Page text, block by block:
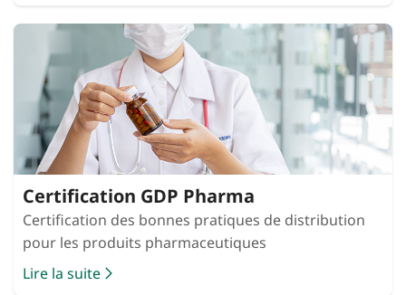
Certification GDP Pharma
Certification des bonnes pratiques de distribution
pour les produits pharmaceutiques
Lire la suite